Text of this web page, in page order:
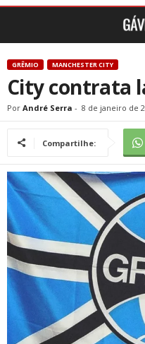
GRÊMIO MANCHESTER CITY
City contrata
Por André Serra - 8 de janeiro de
Compartilhe: